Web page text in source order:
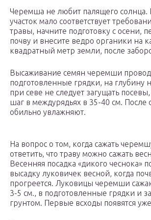
Черемша не любит палящего солнца.
участок мало соответствует
травы, начните подготовку с осени,
почву и внесите ведро органики на
квадратный метр земли, после
Высаживание семян черемши
подготовленные грядки, на глубину
при севе не следует загущать
шаг в междурядьях в 35-40 см. После
обильно увлажняют.
На вопрос о том, когда сажать
ответить, что траву можно сажать
Весенняя посадка «дикого чеснока»
высадку луковичек весной, когда
прогреется. Луковицы черемши
3-5 см., в подготовленные грядки и
грунтом. Первые всходы появятся